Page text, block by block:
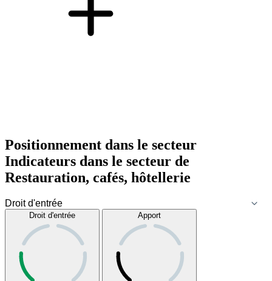
Positionnement dans le secteur
Indicateurs dans le secteur de
Restauration, cafés, hôtellerie
Droit d'entrée Apport